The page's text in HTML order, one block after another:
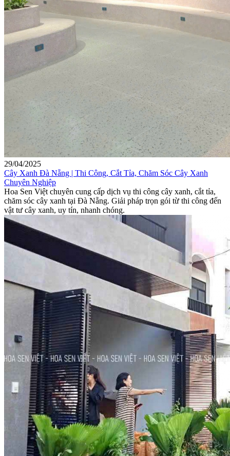
29/04/2025
Cây Xanh Đà Nẵng | Thi Công, Cắt Tỉa, Chăm Sóc Cây Xanh
Chuyên Nghiệp
Hoa Sen Việt chuyên cung cấp dịch vụ thi công cây xanh, cắt tỉa,
chăm sóc cây xanh tại Đà Nẵng. Giải pháp trọn gói từ thi công đến
vật tư cây xanh, uy tín, nhanh chóng.